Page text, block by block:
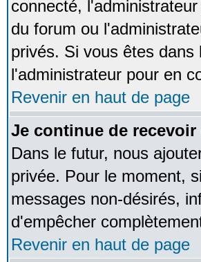
connecté,
du forum ou
privés. Si vous êtes
l'administrateur pour en
Revenir en haut de page
Je continue de
Dans le futur, nous
privée. Pour le moment,
messages non-désirés,
d'empêcher
Revenir en haut de page